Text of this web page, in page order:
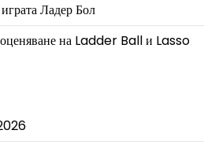
Ладер Бол
на Ladder Ball и Lasso